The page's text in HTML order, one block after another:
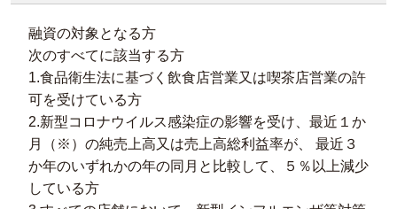
融資の対象となる方
次のすべてに該当する方
1.食品衛生法に基づく飲食店営業又は喫茶店営業の許
可を受けている方
2.新型コロナウイルス感染症の影響を受け、最近１か
月（※）の純売上高又は売上高総利益率が、 最近３
か年のいずれかの年の同月と比較して、５％以上減少
している方